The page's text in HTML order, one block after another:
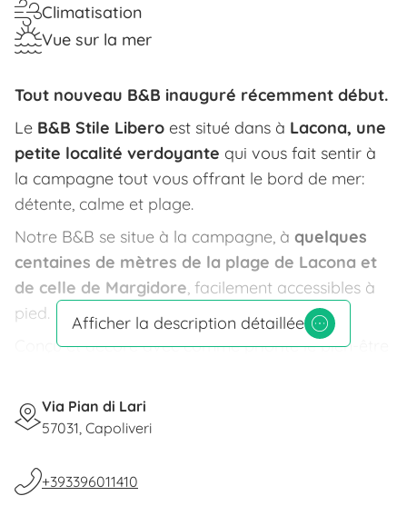
Climatisation
Vue sur la mer
Tout nouveau B&B inauguré récemment début.
Le B&B Stile Libero est situé dans à Lacona, une
petite localité verdoyante qui vous fait sentir à
la campagne tout vous offrant le bord de mer:
détente, calme et plage.
Notre B&B se situe à la campagne, à quelques
centaines de mètres de la plage de Lacona et
de celle de Margidore, facilement accessibles à
pied.
Conçu et décoré avec comme priorité le bien-être
moderne, simple, ses lignes géométriques sont
hamonieuses et ilrespecte la nature
propre, avec des couleurs différentes: une liberté
Afficher la description détaillée
Via Pian di Lari
57031, Capoliveri
+393396011410